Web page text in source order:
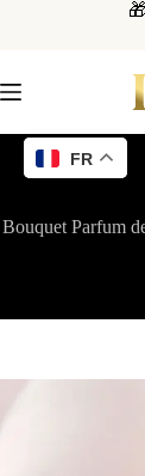
Bouquet Parfum
FR